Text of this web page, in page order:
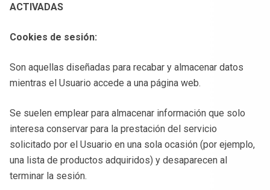
ACTIVADAS
Cookies de sesión:
Son aquellas diseñadas para recabar y almacenar datos
mientras el Usuario accede a una página web.
Se suelen emplear para almacenar información que solo
interesa conservar para la prestación del servicio
solicitado por el Usuario en una sola ocasión (por ejemplo,
una lista de productos adquiridos) y desaparecen al
terminar la sesión.